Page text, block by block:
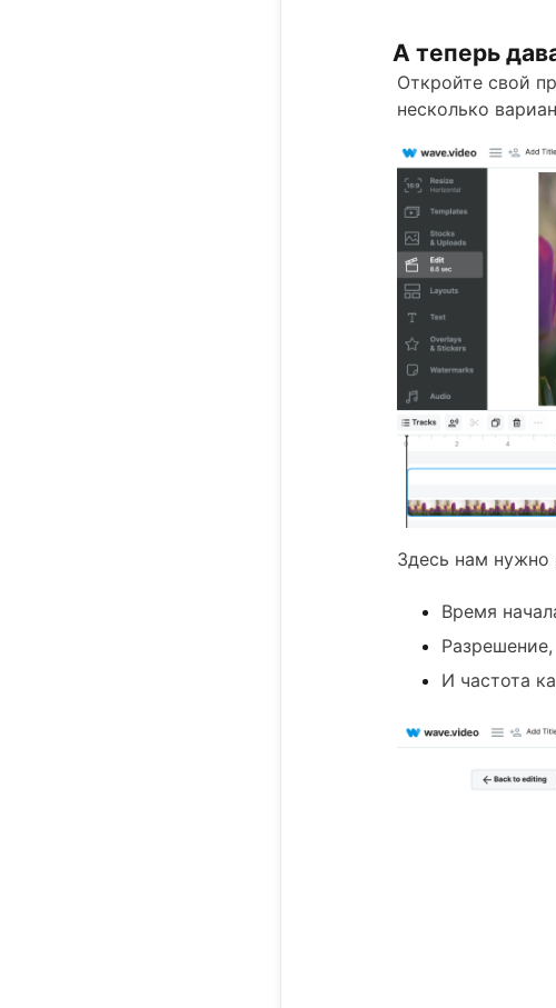
А теперь
Откройте свой
несколько
Здесь нам нужно
Время
Разрешение,
И частота